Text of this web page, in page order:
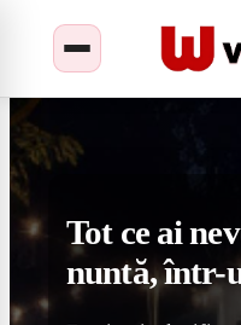
Tot ce ai
nuntă, într-